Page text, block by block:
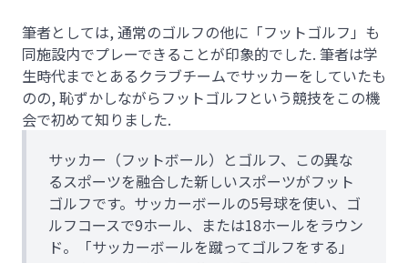
筆者としては, 通常のゴルフの他に「フットゴルフ」も
同施設内でプレーできることが印象的でした. 筆者は学
生時代までとあるクラブチームでサッカーをしていたも
のの, 恥ずかしながらフットゴルフという競技をこの機
会で初めて知りました.
サッカー（フットボール）とゴルフ、この異な
るスポーツを融合した新しいスポーツがフット
ゴルフです。サッカーボールの5号球を使い、ゴ
ルフコースで9ホール、または18ホールをラウン
ド。「サッカーボールを蹴ってゴルフをする」